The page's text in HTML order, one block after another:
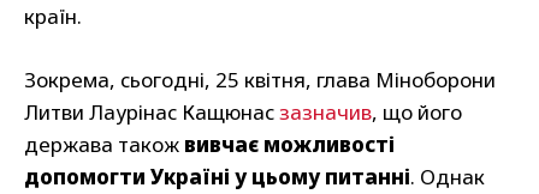
країн.
Зокрема, сьогодні, 25 квітня, глава Міноборони
Литви Лаурінас Кащюнасзазначив, що його
держава також вивчає можливості
допомогти Україні у цьому питанні. Однак